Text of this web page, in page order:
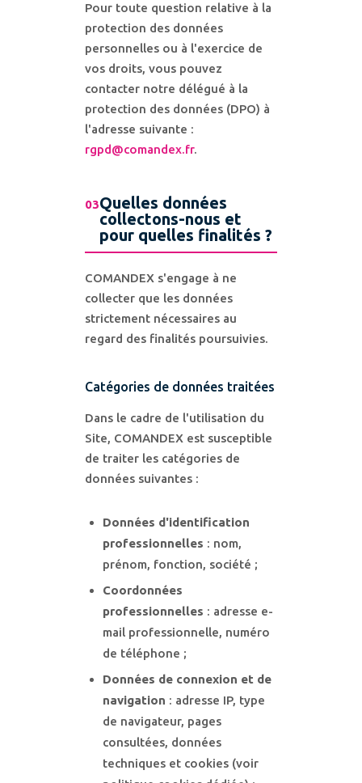
Pour toute question relative à la
protection des données
personnelles ou à l'exercice de
vos droits, vous pouvez
contacter notre délégué à la
protection des données (DPO) à
l'adresse suivante :
rgpd@comandex.fr.
03Quelles données
collectons-nous et
pour quelles finalités ?
COMANDEX s'engage à ne
collecter que les données
strictement nécessaires au
regard des finalités poursuivies.
Catégories de données traitées
Dans le cadre de l'utilisation du
Site, COMANDEX est susceptible
de traiter les catégories de
données suivantes :
Données d'identification
professionnelles : nom,
prénom, fonction, société ;
Coordonnées
professionnelles : adresse e-
mail professionnelle, numéro
de téléphone ;
Données de connexion et de
navigation : adresse IP, type
de navigateur, pages
consultées, données
techniques et cookies (voir